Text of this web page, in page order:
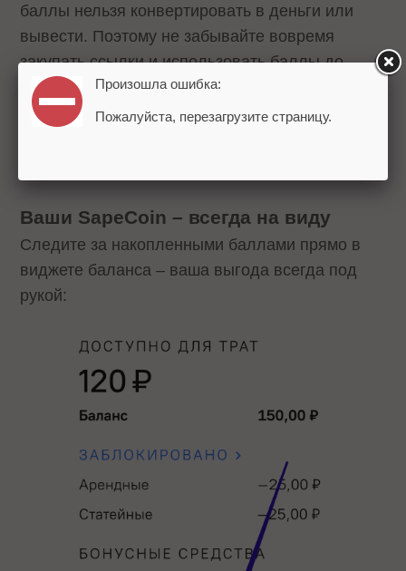
баллы нельзя конвертировать в деньги или
вывести. Поэтому не забывайте вовремя
закупать ссылки и использовать баллы до
истечения срока действия.
Ваши SapeCoin – всегда на виду
Следите за накопленными баллами прямо в
виджете баланса – ваша выгода всегда под
рукой:
Произошла ошибка:
Пожалуйста, перезагрузите страницу.